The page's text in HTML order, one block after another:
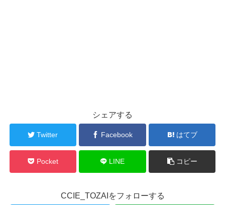
シェアする
Twitter Facebook はてブ
Pocket LINE コピー
CCIE_TOZAIをフォローする